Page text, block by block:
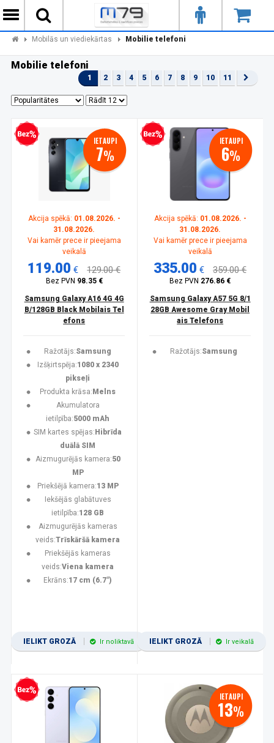
Mobilās un viediekārtas Mobilie telefoni
Mobilie telefoni
1 2 3 4 5 6 7 8 9 10 11
kredīts IETAUPI
7%
Akcija spēkā: 01.08.2026. -
31.08.2026.
Vai kamēr prece ir pieejama
veikalā
119.00 € 129.00 €
Bez PVN 98.35 €
Samsung Galaxy A16 4G 4G
B/128GB Black Mobilais Tel
efons
Ražotājs:Samsung
Izšķirtspēja:1080 x 2340
pikseļi
Produkta krāsa: Melns
Akumulatora
ietilpība:5000 mAh
SIM kartes spējas: Hibrīda
duālā SIM
Aizmugurējās kamera:50
MP
Priekšējā kamera:13 MP
Iekšējās glabātuves
ietilpība:128 GB
Aizmugurējās kameras
veids:Trīskāršā kamera
Priekšējās kameras
veids:Viena kamera
Ekrāns:17 cm (6.7")
IELIKT GROZĀ Ir noliktavā
Bezprocentu kredīts IETAUPI
6%
Akcija spēkā: 01.08.2026. -
31.08.2026.
Vai kamēr prece ir pieejama
veikalā
335.00 € 359.00 €
Bez PVN 276.86 €
Samsung Galaxy A57 5G 8/1
28GB Awesome Gray Mobil
ais Telefons
Ražotājs:Samsung
IELIKT GROZĀ Ir veikalā
kredīts IETAUPI
13%